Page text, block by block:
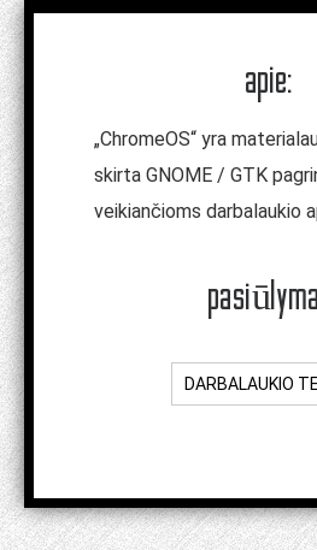
apie:
„ChromeOS“ yra
skirta GNOME / GTK
veikiančioms darbalaukio
DARBALAUKIO